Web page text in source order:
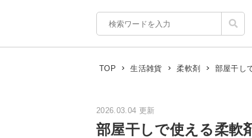
TOP 生活雑貨 柔軟剤 部屋干し
2026.03.04 更新
部屋干しで使える柔軟